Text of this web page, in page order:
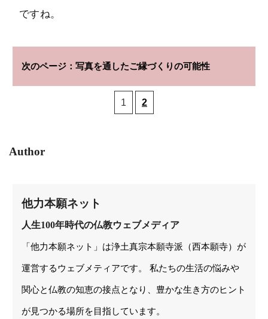
ですね。
写真を通したご縁づくりの可能性
1 2
Author
他力本願ネット
人生100年時代の仏教ウェブメディア
「他力本願ネット」は浄土真宗本願寺派（西本願寺）が
運営するウェブメティアです。 私たちの生活の悩みや
関心と仏教の知恵の接点となり、豊かな生き方のヒント
が見つかる場所を目指しています。